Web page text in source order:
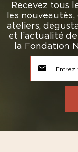
Recevez tous
les
ateliers,
et l’actualité
la Fondation